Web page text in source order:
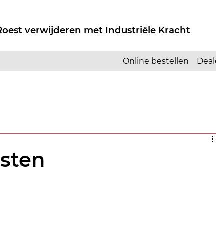
verwijderen met Industriële Kracht
Online bestellen